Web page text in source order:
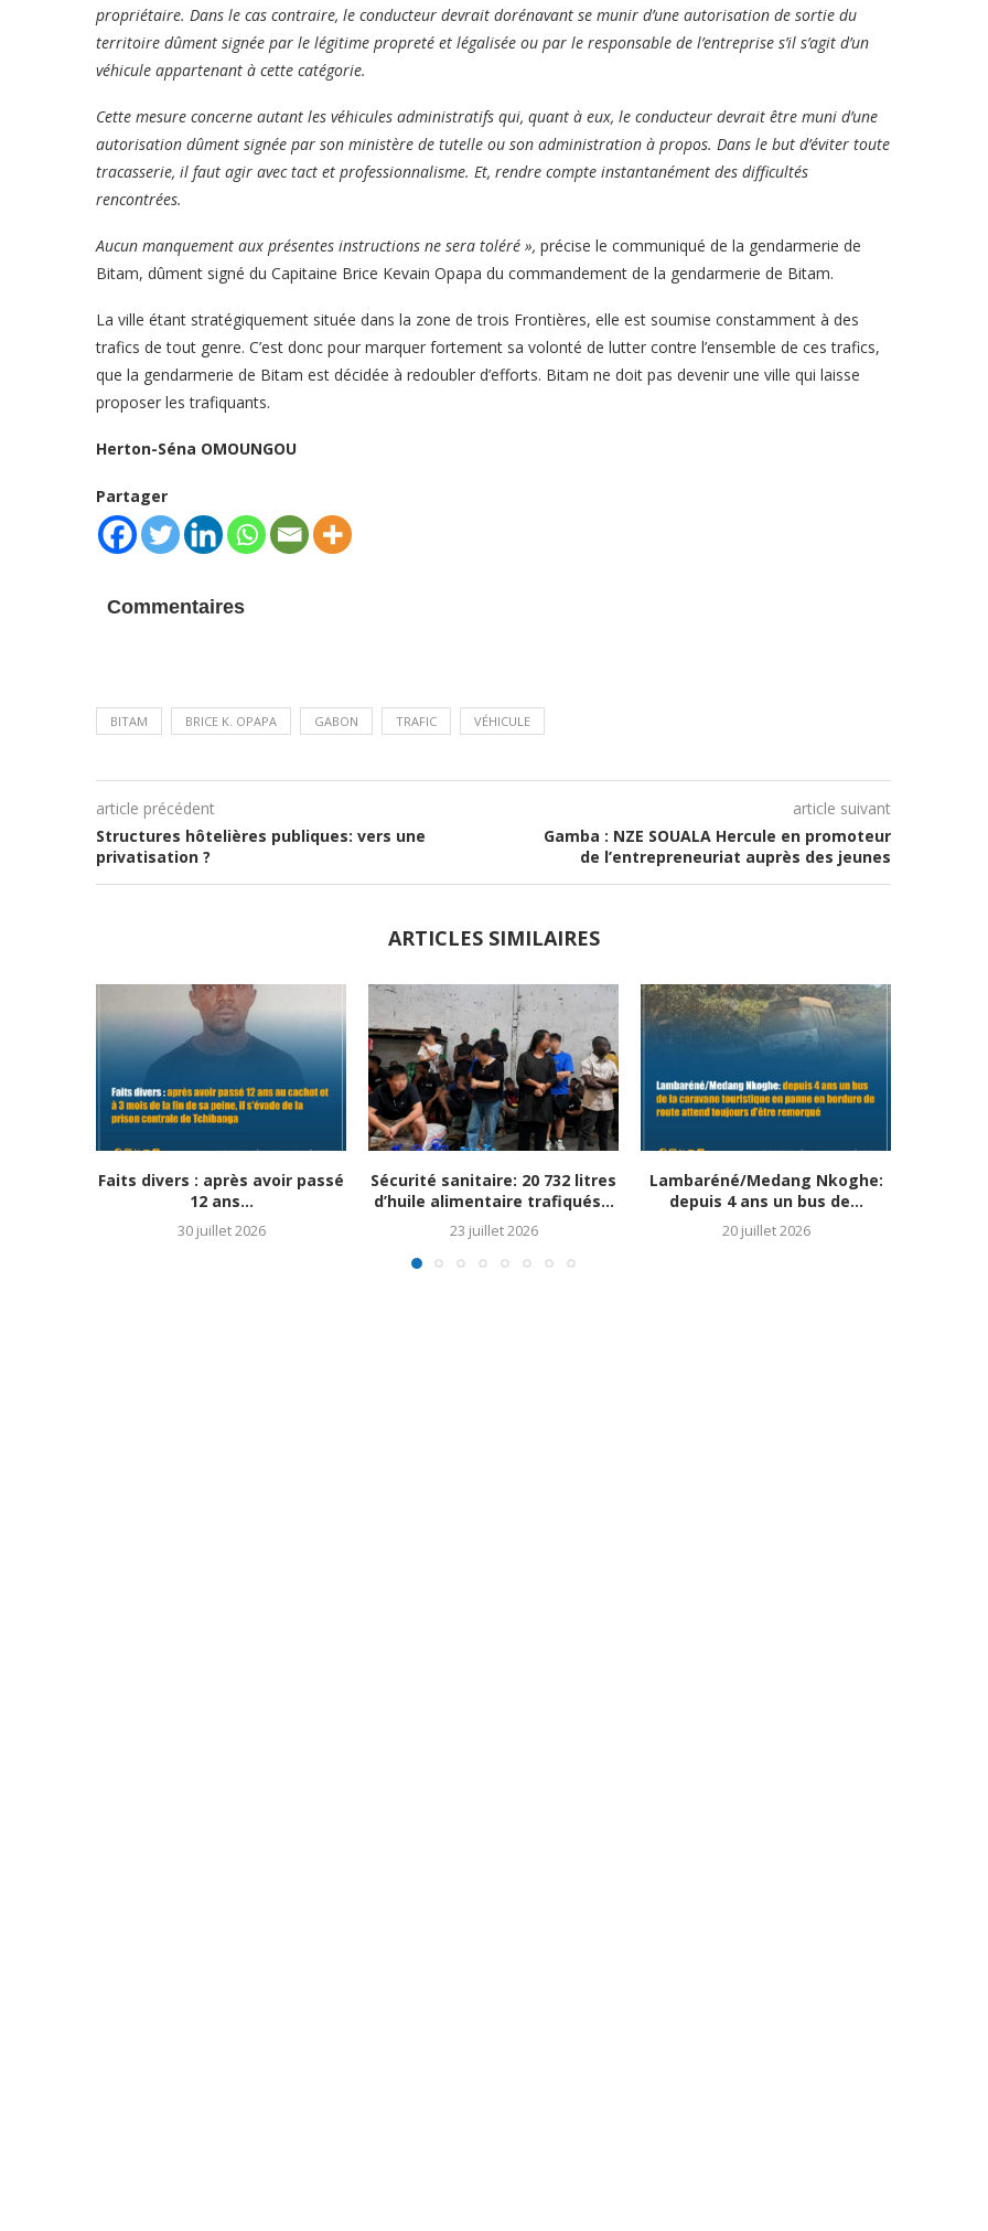
propriétaire. Dans le cas contraire, le conducteur devrait dorénavant se munir d’une autorisation de sortie du
territoire dûment signée par le légitime propreté et légalisée ou par le responsable de l’entreprise s’il s’agit d’un
véhicule appartenant à cette catégorie.
Cette mesure concerne autant les véhicules administratifs qui, quant à eux, le conducteur devrait être muni d’une
autorisation dûment signée par son ministère de tutelle ou son administration à propos. Dans le but d’éviter toute
tracasserie, il faut agir avec tact et professionnalisme. Et, rendre compte instantanément des difficultés
rencontrées.
Aucun manquement aux présentes instructions ne sera toléré », précise le communiqué de la gendarmerie de
Bitam, dûment signé du Capitaine Brice Kevain Opapa du commandement de la gendarmerie de Bitam.
La ville étant stratégiquement située dans la zone de trois Frontières, elle est soumise constamment à des
trafics de tout genre. C’est donc pour marquer fortement sa volonté de lutter contre l’ensemble de ces trafics,
que la gendarmerie de Bitam est décidée à redoubler d’efforts. Bitam ne doit pas devenir une ville qui laisse
proposer les trafiquants.
Herton-Séna OMOUNGOU
Partager
Commentaires
BITAM BRICE K. OPAPA GABON TRAFIC VÉHICULE
article précédent
Structures hôtelières publiques: vers une
privatisation ?
article suivant
Gamba : NZE SOUALA Hercule en promoteur
de l’entrepreneuriat auprès des jeunes
ARTICLES SIMILAIRES
Faits divers : après avoir passé
12 ans...
30 juillet 2026
Sécurité sanitaire: 20 732 litres
d’huile alimentaire trafiqués...
23 juillet 2026
Lambaréné/Medang Nkoghe:
depuis 4 ans un bus de...
20 juillet 2026